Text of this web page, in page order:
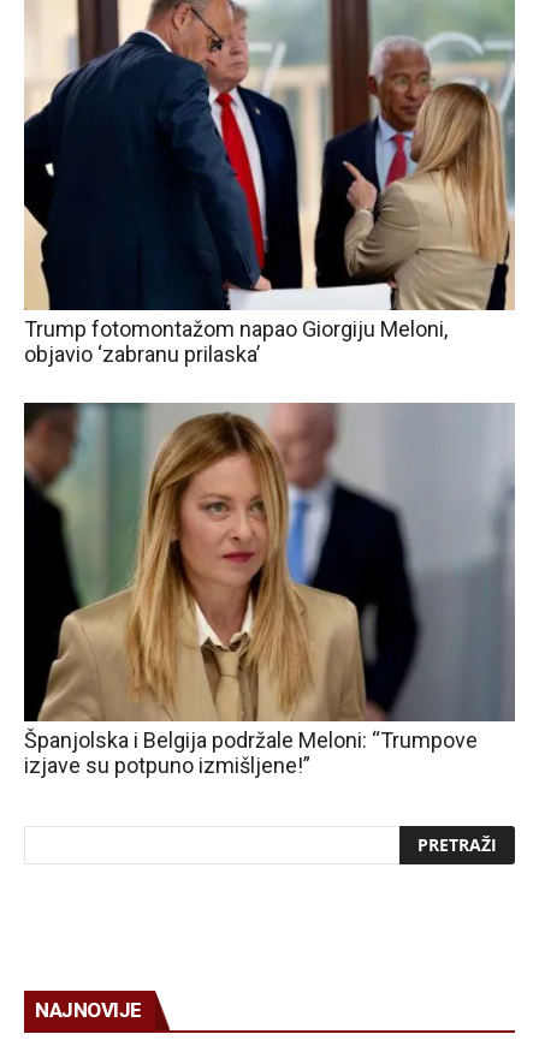
Trump fotomontažom napao Giorgiju Meloni,
objavio ‘zabranu prilaska’
Španjolska i Belgija podržale Meloni: “Trumpove
izjave su potpuno izmišljene!”
NAJNOVIJE